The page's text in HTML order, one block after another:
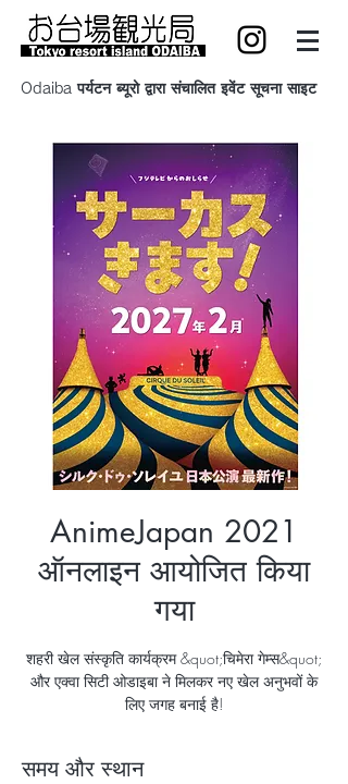
Odaiba पर्यटन ब्यूरो द्वारा संचालित इवेंट सूचना साइट
AnimeJapan 2021
ऑनलाइन आयोजित किया
गया
शहरी खेल संस्कृति कार्यक्रम &quot;चिमेरा गेम्स&quot;
और एक्वा सिटी ओडाइबा ने मिलकर नए खेल अनुभवों के
लिए जगह बनाई है!
समय और स्थान